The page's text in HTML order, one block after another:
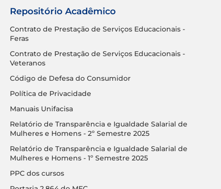
Repositório Acadêmico
Contrato de Prestação de Serviços Educacionais -
Feras
Contrato de Prestação de Serviços Educacionais -
Veteranos
Código de Defesa do Consumidor
Política de Privacidade
Manuais Unifacisa
Relatório de Transparência e Igualdade Salarial de
Mulheres e Homens - 2º Semestre 2025
Relatório de Transparência e Igualdade Salarial de
Mulheres e Homens - 1º Semestre 2025
PPC dos cursos